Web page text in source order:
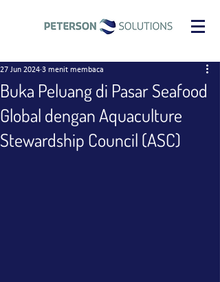
Buka Peluang di Pasar Seafood
Global dengan Aquaculture
Stewardship Council (ASC)
27 Jun 2024 3 menit membaca